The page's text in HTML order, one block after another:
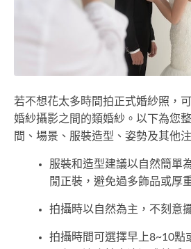
若不想花太多時間拍正式婚紗照，
婚紗攝影之間的類婚紗。以下為您
間、場景、服裝造型、姿勢及其他注
服裝和造型建議以自然簡單
閒正裝，避免過多飾品或厚
拍攝時以自然為主，不刻意
拍攝時間可選擇早上8~10點